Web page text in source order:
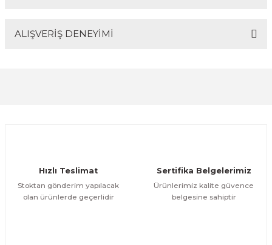
Bu ürünün fiyat bilgisi, resim, ürün açıklamalarında ve
Bu ürüne benzer farklı alternatifler olmalı.
ALIŞVERİŞ DENEYİMİ
Hızlı Teslimat
Stoktan gönderim yapılacak
olan ürünlerde geçerlidir
Sertifika Belgelerimiz
Ürünlerimiz kalite güvence
belgesine sahiptir